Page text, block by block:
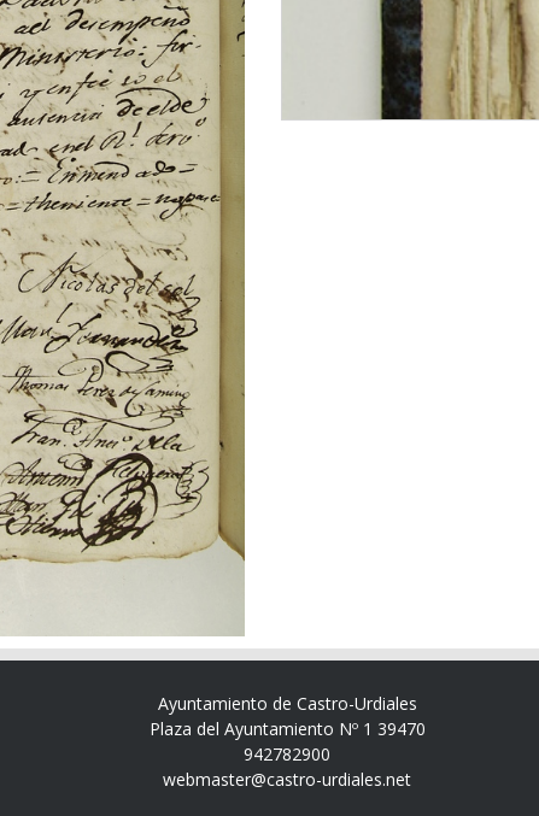
Ayuntamiento de Castro-Urdiales
Plaza del Ayuntamiento Nº 1 39470
942782900
webmaster@castro-urdiales.net